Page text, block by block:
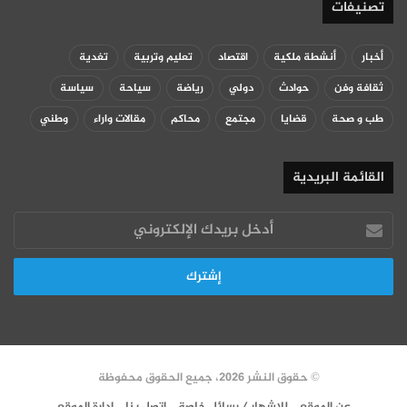
تصنيفات
أخبار أنشطة ملكية اقتصاد تعليم وتربية
تغدية
ثقافة وفن
حوادث دولي رياضة سياحة
سياسة
طب و صحة
قضايا مجتمع محاكم مقالات واراء وطني
القائمة البريدية
أدخل
بريدك
الإلكتروني
© حقوق النشر 2026، جميع الحقوق محفوظة